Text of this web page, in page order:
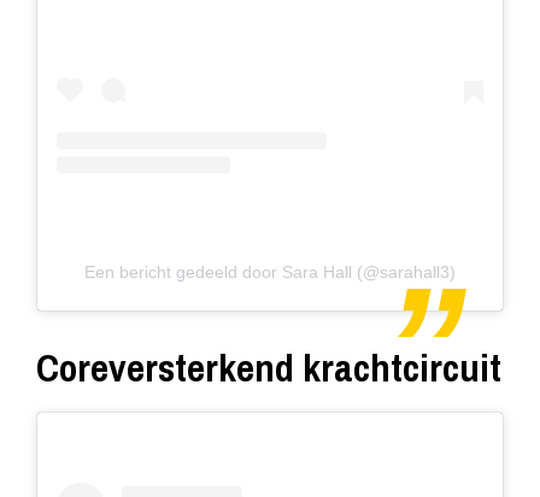
Een bericht gedeeld door Sara Hall (@sarahall3)
Coreversterkend krachtcircuit